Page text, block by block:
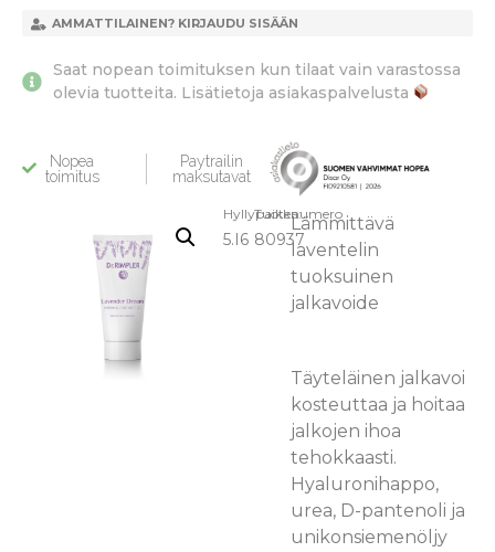
Hyllypaikka:
5.I6
Tuotenumero
80937
Lämmittävä
laventelin
tuoksuinen
jalkavoide
Täyteläinen jalkavoi
kosteuttaa ja hoitaa
jalkojen ihoa
tehokkaasti.
Hyaluronihappo,
urea, D-pantenoli ja
unikonsiemenöljy
AMMATTILAINEN? KIRJAUDU SISÄÄN
Saat nopean toimituksen kun tilaat vain varastossa
olevia tuotteita. Lisätietoja asiakaspalvelusta
Nopea
toimitus
Paytrailin
maksutavat